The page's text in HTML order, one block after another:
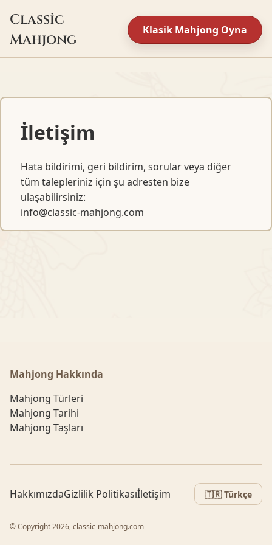
Classic
Mahjong
Klasik Mahjong Oyna
İletişim
Hata bildirimi, geri bildirim, sorular veya diğer
tüm talepleriniz için şu adresten bize
ulaşabilirsiniz:
info@classic-mahjong.com
Mahjong Hakkında
Mahjong Türleri
Mahjong Tarihi
Mahjong Taşları
HakkımızdaGizlilik Politikasıİletişim 🇹🇷 Türkçe
© Copyright 2026, classic-mahjong.com